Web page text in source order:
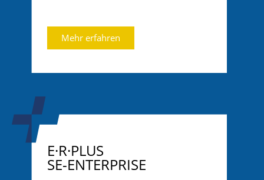
Mehr erfahren
E·R·PLUS
SE-ENTERPRISE